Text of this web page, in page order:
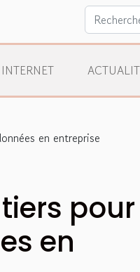
INTERNET
en entreprise
pour
en